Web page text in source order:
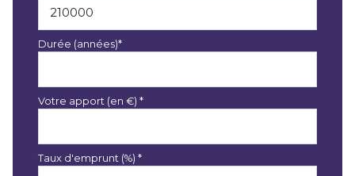
Durée (années)*
Votre apport (en €) *
Taux d'emprunt (%) *